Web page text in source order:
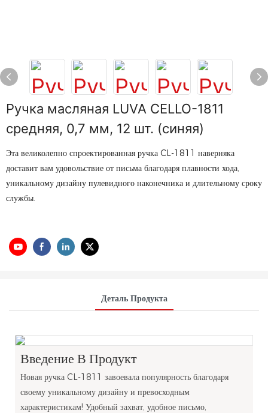
Ручка масляная LUVA CELLO-1811
средняя, 0,7 мм, 12 шт. (синяя)
Эта великолепно спроектированная ручка CL-1811 наверняка
доставит вам удовольствие от письма благодаря плавности хода,
уникальному дизайну пулевидного наконечника и длительному сроку
службы.
Деталь Продукта
Введение В Продукт
Новая ручка CL-1811 завоевала популярность благодаря
своему уникальному дизайну и превосходным
характеристикам! Удобный захват, удобное письмо,